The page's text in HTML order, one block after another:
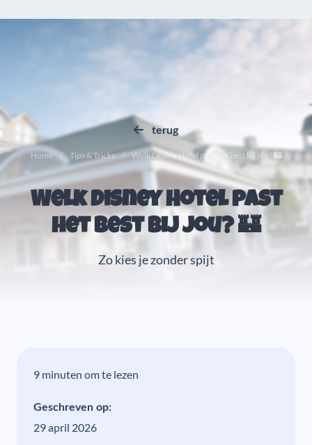
terug
Home Tips & Tricks Welk Disney Hotel past het best bij jou? 🏰
Welk Disney Hotel past
het best bij jou? 🏰
Zo kies je zonder spijt
9 minuten om te lezen
Geschreven op:
29 april 2026